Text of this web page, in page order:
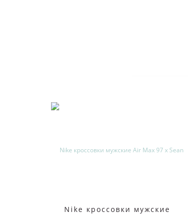
Nike кроссовки мужские